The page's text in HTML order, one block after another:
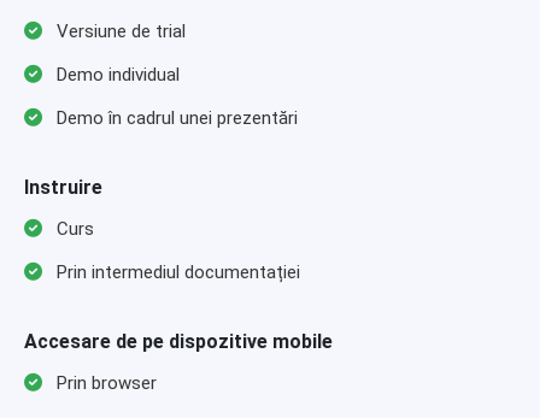
Versiune de trial
Demo individual
Demo în cadrul unei prezentări
Instruire
Curs
Prin intermediul documentației
Accesare de pe dispozitive mobile
Prin browser